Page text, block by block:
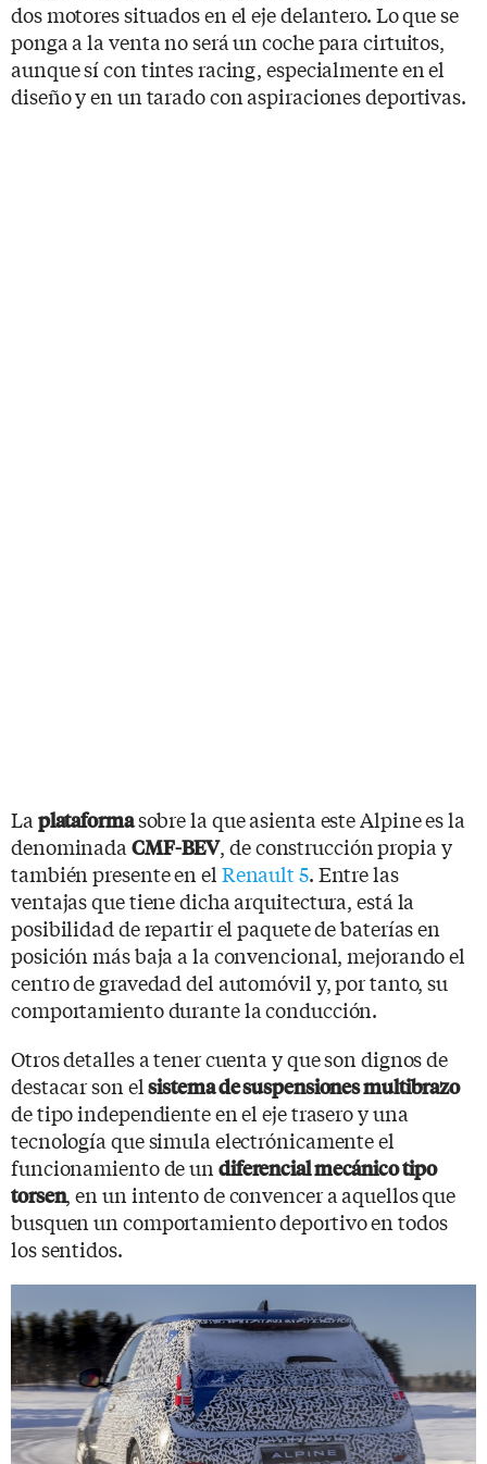
dos motores situados en el eje delantero. Lo que se
ponga a la venta no será un coche para cirtuitos,
aunque sí con tintes racing, especialmente en el
diseño y en un tarado con aspiraciones deportivas.
La plataformasobre la que asienta este Alpine es la
denominada CMF-BEV, de construcción propia y
también presente en el Renault 5. Entre las
ventajas que tiene dicha arquitectura, está la
posibilidad de repartir el paquete de baterías en
posición más baja a la convencional, mejorando el
centro de gravedad del automóvil y, por tanto, su
comportamiento durante la conducción.
Otros detalles a tener cuenta y que son dignos de
destacar son elsistema de suspensiones multibrazo
de tipo independiente en el eje trasero y una
tecnología que simula electrónicamente el
funcionamiento de un diferencial mecánico tipo
torsen, en un intento de convencer a aquellos que
busquen un comportamiento deportivo en todos
los sentidos.